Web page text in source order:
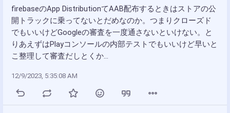
firebaseのApp DistributionてAAB配布するときはストアの公
開トラックに乗ってないとだめなのか。つまりクローズド
でもいいけどGoogleの審査を一度通さないといけない。と
りあえずはPlayコンソールの内部テストでもいいけど早いと
こ整理して審査だしとくか...
12/9/2023, 5:35:08 AM